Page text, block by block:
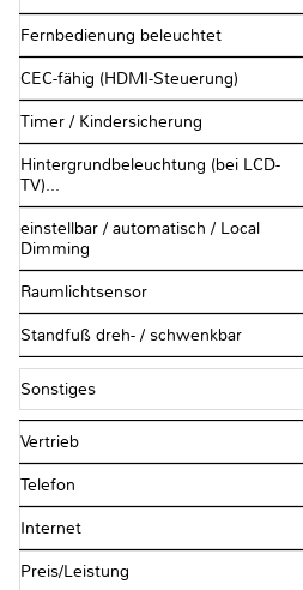
Fernbedienung beleuchtet
CEC-fähig (HDMI-Steuerung)
Timer / Kindersicherung
Hintergrundbeleuchtung (bei LCD-
TV)...
einstellbar / automatisch / Local
Dimming
Raumlichtsensor
Standfuß dreh- / schwenkbar
Sonstiges
Vertrieb
Telefon
Internet
Preis/Leistung